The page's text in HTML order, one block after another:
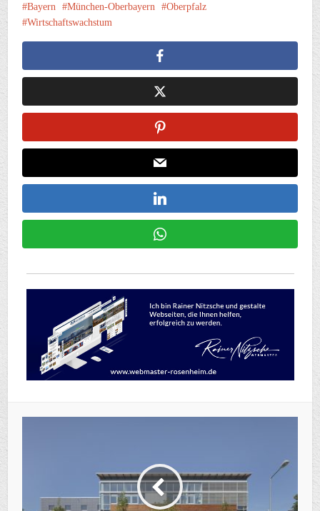
Bayern München-Oberbayern
Oberpfalz
Wirtschaftswachstum